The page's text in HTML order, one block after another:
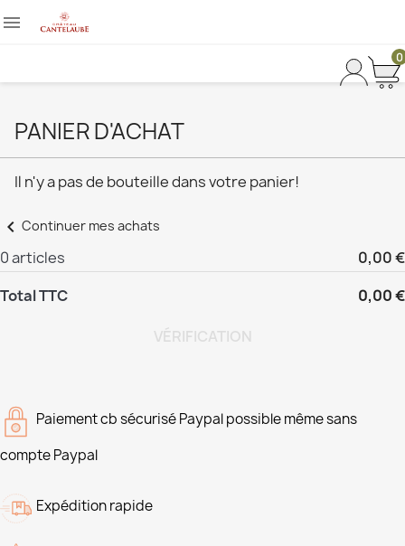

0
PANIER D'ACHAT
Il n'y a pas de bouteille dans votre panier!
chevron_left Continuer mes achats
0 articles
0,00 €
Total TTC
0,00 €
VÉRIFICATION
Paiement cb sécurisé Paypal possible même sans
compte Paypal
Expédition rapide